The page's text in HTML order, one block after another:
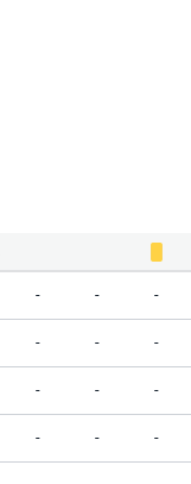
- - -
- - -
- - -
- - -